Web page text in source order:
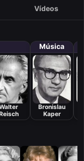
Vídeos
Música
Bronislau
Kaper